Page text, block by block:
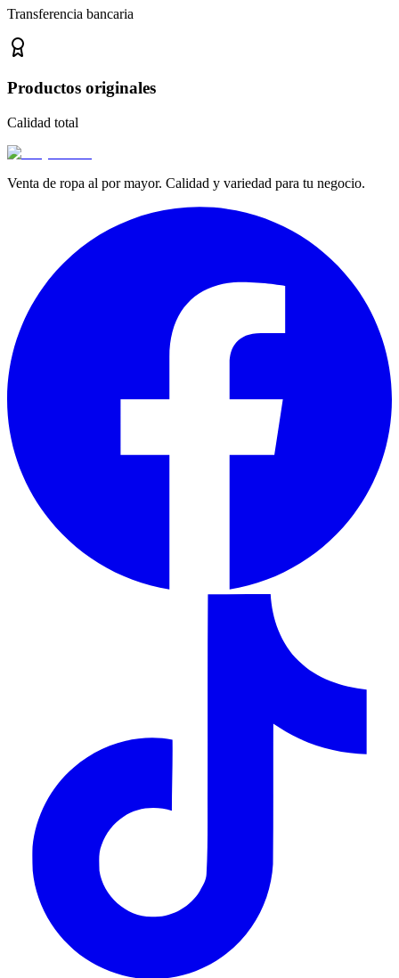
Transferencia bancaria
Productos originales
Calidad total
Venta de ropa al por mayor. Calidad y variedad para tu negocio.